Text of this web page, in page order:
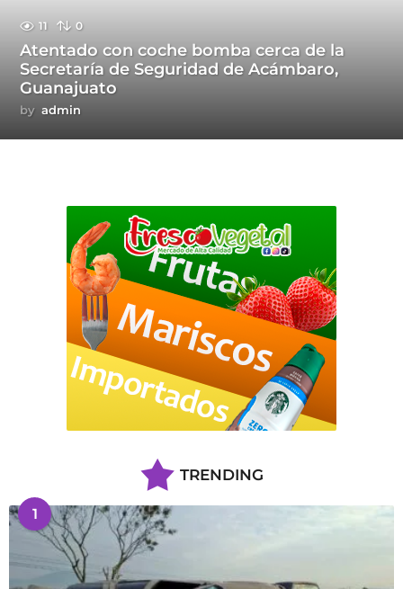
11 0
Atentado con coche bomba cerca de la
Secretaría de Seguridad de Acámbaro,
Guanajuato
by admin
TRENDING
1